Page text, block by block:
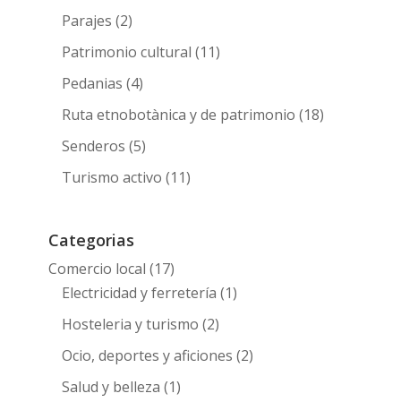
Parajes (2)
Patrimonio cultural (11)
Pedanias (4)
Ruta etnobotànica y de patrimonio (18)
Senderos (5)
Turismo activo (11)
Categorias
Comercio local (17)
Electricidad y ferretería (1)
Hosteleria y turismo (2)
Ocio, deportes y aficiones (2)
Salud y belleza (1)